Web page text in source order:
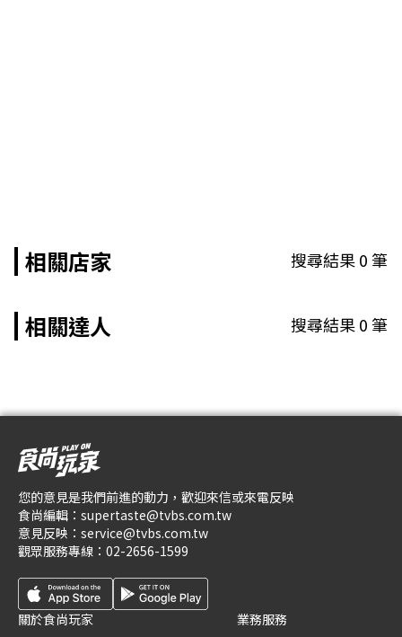
相關店家 搜尋結果0筆
相關達人 搜尋結果0筆
您的意見是我們前進的動力，歡迎來信或來電反映
食尚編輯： supertaste@tvbs.com.tw
意見反映： service@tvbs.com.tw
觀眾服務專線： 02-2656-1599
關於食尚玩家 業務服務